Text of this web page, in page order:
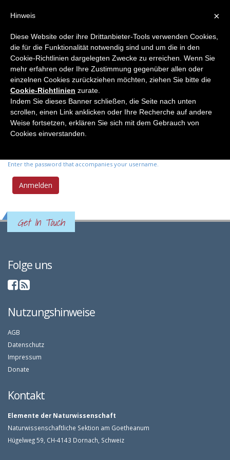
Primary tabs
Anmelden(active
tab)
Neues Passwort anfordern
Benutzername*
Enter your Elemente der Naturwissenschaft username.
Passwort *
Enter the password that accompanies your username.
Get In Touch
Folge uns
Nutzungshinweise
AGB
Datenschutz
Impressum
Donate
Kontakt
Elemente der Naturwissenschaft
Naturwissenschaftliche Sektion am Goetheanum
Hügelweg 59, CH-4143 Dornach, Schweiz
×
Hinweis
Diese Website oder ihre Drittanbieter-Tools verwenden Cookies,
die für die Funktionalität notwendig sind und um die in den
Cookie-Richtlinien dargelegten Zwecke zu erreichen. Wenn Sie
mehr erfahren oder Ihre Zustimmung gegenüber allen oder
einzelnen Cookies zurückziehen möchten, ziehen Sie bitte die
Cookie-Richtlinien zurate.
Indem Sie dieses Banner schließen, die Seite nach unten
scrollen, einen Link anklicken oder Ihre Recherche auf andere
Weise fortsetzen, erklären Sie sich mit dem Gebrauch von
Cookies einverstanden.